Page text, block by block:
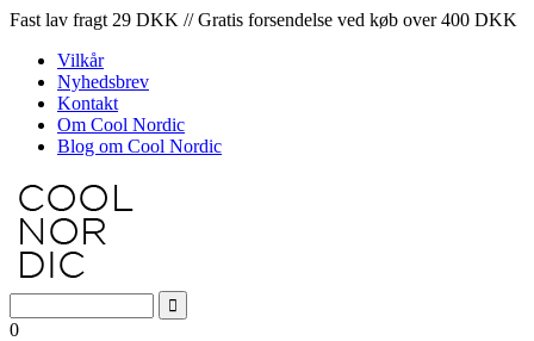
Fast lav fragt 29 DKK // Gratis forsendelse ved køb over 400 DKK
Vilkår
Nyhedsbrev
Kontakt
Om Cool Nordic
Blog om Cool Nordic
0